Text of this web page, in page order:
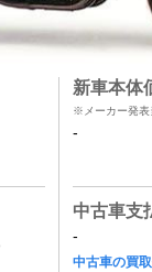
新車本体
※メーカー発表
-
中古車支
-
中古車の買